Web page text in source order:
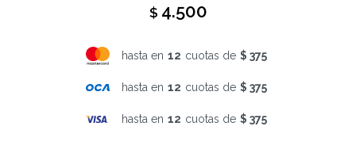
$ 4.500
hasta en 12 cuotas de $ 375
hasta en 12 cuotas de $ 375
hasta en 12 cuotas de $ 375